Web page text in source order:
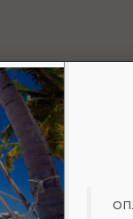
оценку!